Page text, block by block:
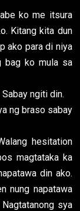
ko me itsura
Kitang kita dun
ako para di niya
bag ko mula sa
ngiti din.
ng braso sabay
hesitation
magtataka ka
din ako.
nung napatawa
sya